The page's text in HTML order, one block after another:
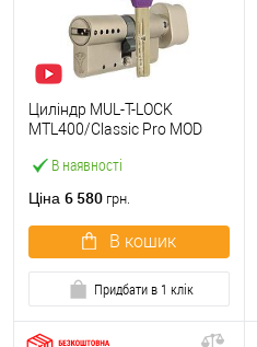
В наявності
Циліндр MUL-T-LOCK
MTL400/Classic Pro MOD
нікель сатин
Ціна 6 580 грн.
В кошик
Придбати в 1 клік